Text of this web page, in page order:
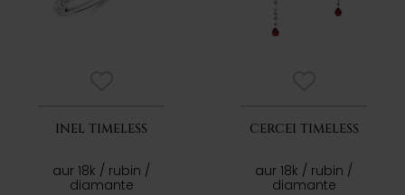
INEL TIMELESS
aur 18k / rubin /
diamante
CERCEI TIMELESS
aur 18k / rubin /
diamante